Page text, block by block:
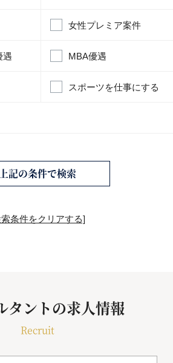
女性プレミア案件
遇 MBA優遇
スポーツを仕事にする
上記の条件で検索
索条件をクリアする]
タントの求人情報
Recruit